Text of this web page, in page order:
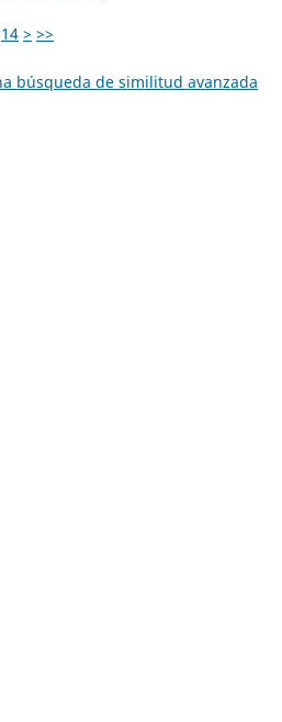
14 > >>
búsqueda de similitud avanzada